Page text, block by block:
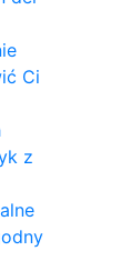
Ci
z